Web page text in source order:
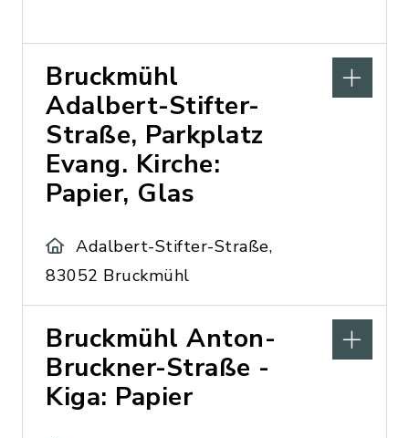
Bruckmühl
Adalbert-Stifter-
Straße, Parkplatz
Evang. Kirche:
Papier, Glas
Adalbert-Stifter-Straße,
83052 Bruckmühl
Bruckmühl Anton-
Bruckner-Straße -
Kiga: Papier